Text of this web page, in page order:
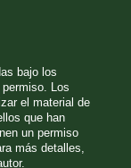
bajo los
Los
el material de
que han
un permiso
más detalles,